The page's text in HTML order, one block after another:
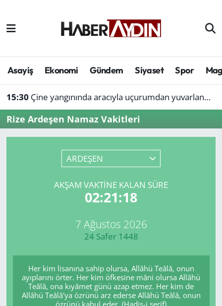
Asayiş Ekonomi Gündem Siyaset Spor
15:30 Çine yangınında aracıyla uçurumdan yuvarlanmıştı: Bol gelen korseden şikayetçi
Rize Ardeşen Namaz Vakitleri
ARDEŞEN
AKŞAM VAKTINE KALAN SÜRE
02:21:18
7 Ağustos 2026
24 Safer 1448
Her kim lisanına sahip olursa, Allâhü Teâlâ, onun
ayıplarını örter. Her kim öfkesine mâni olursa Allâhü
Teâlâ, ona kıyâmet günü azap etmez. Her kim de
Allâhü Teâlâ'ya özrünü arz ederse Allâhü Teâlâ, onun
özrünü kabul eder. (Hadis-i şerif)
Afyonkarahisar
Çevre
Denizli
Genel
Muğla
Politika
Aydın Hava Durumu
Süper Lig Puan Durumu ve Fikstür
Tüm Manşetler
Son Dakika Haberleri
Haber Arşivi